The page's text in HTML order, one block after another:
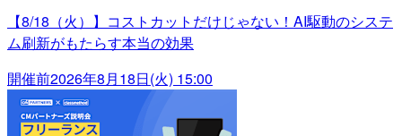
【8/18（火）】コストカットだけじゃない！AI駆動のシステ
ム刷新がもたらす本当の効果
開催前2026年8月18日(火) 15:00